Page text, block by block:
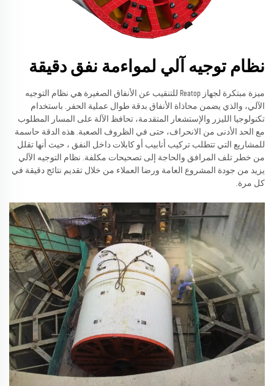
نظام توجيه آلي لمواءمة نفق دقيقة
ميزة مبتكرة لجهاز Reatop للتنقيب عن الأنفاق الصغيرة هي نظام التوجيه
الآلي، والذي يضمن محاذاة الأنفاق بدقة طوال عملية الحفر. باستخدام
تكنولوجيا الليزر والإستشعار المتقدمة، تحافظ الآلة على المسار المطلوب
مع الحد الأدنى من الانحراف، حتى في الظروف الصعبة. هذه الدقة حاسمة
للمشاريع التي تتطلب تركيب أنابيب أو كابلات داخل النفق ، حيث أنها تقلل
من خطر تلف المرافق والحاجة إلى تصحيحات مكلفة. نظام التوجيه الآلي
يزيد من جودة المشروع العامة ورضا العملاء من خلال تقديم نتائج دقيقة في
كل مرة.